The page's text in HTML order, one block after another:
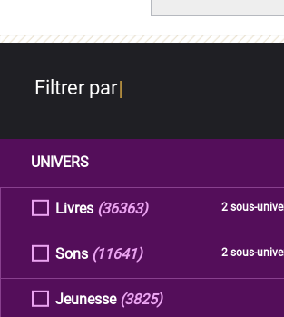
Filtrer par
UNIVERS
Livres 2 sous-
(36363)
Sons 2 sous-
(11641)
Jeunesse (3825)